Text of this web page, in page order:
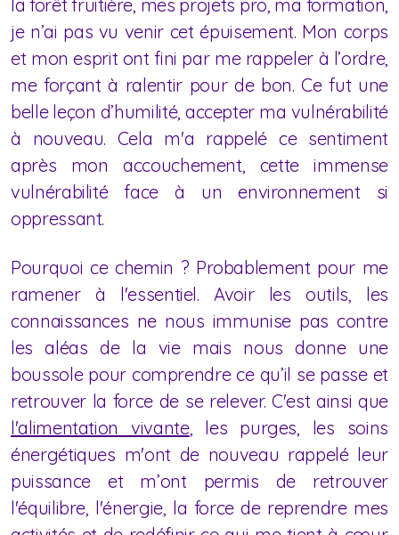
la forêt fruitière, mes projets pro, ma formation,
je n’ai pas vu venir cet épuisement. Mon corps
et mon esprit ont fini par me rappeler à l’ordre,
me forçant à ralentir pour de bon. Ce fut une
belle leçon d’humilité, accepter ma vulnérabilité
à nouveau. Cela m'a rappelé ce sentiment
après mon accouchement, cette immense
vulnérabilité face à un environnement si
oppressant.
Pourquoi ce chemin ? Probablement pour me
ramener à l'essentiel. Avoir les outils, les
connaissances ne nous immunise pas contre
les aléas de la vie mais nous donne une
boussole pour comprendre ce qu’il se passe et
retrouver la force de se relever. C'est ainsi que
l'alimentation vivante, les purges, les soins
énergétiques m'ont de nouveau rappelé leur
puissance et m’ont permis de retrouver
l'équilibre, l'énergie, la force de reprendre mes